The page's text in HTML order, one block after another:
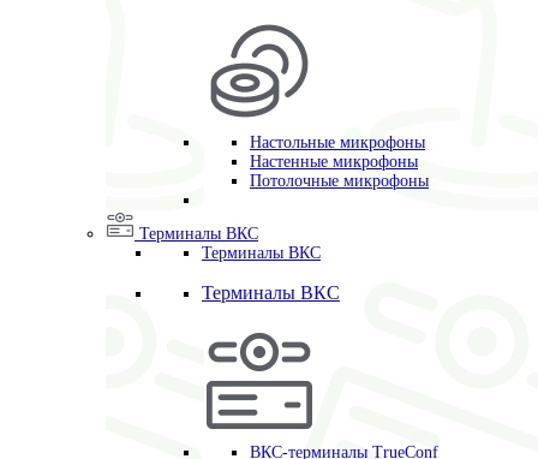
Настольные микрофоны
Настенные микрофоны
Потолочные микрофоны
Терминалы ВКС
Терминалы ВКС
Терминалы ВКС
ВКС-терминалы TrueConf